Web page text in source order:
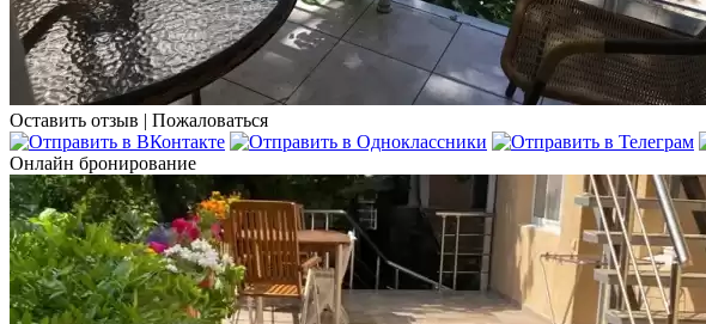
Оставить отзыв | Пожаловаться
Онлайн бронирование